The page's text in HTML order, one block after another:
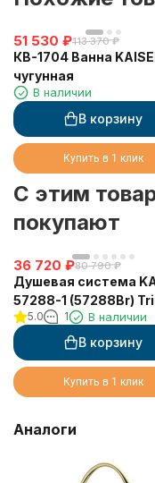
51 530 ₽113 370 ₽
КВ-1704 Ванна KAISER
чугунная
В наличии
В корзину
Купить в 1 клик
C этим
покупают
36 720 ₽80 790 ₽
Душевая система
57288-1 (57288Br)
дивертором 58DR
5.0 1 В наличии
В корзину
Купить в 1 клик
Аналоги